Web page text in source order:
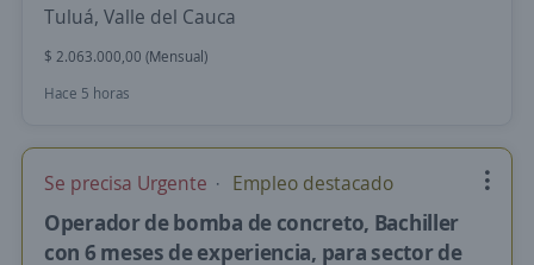
Tuluá, Valle del Cauca
$ 2.063.000,00 (Mensual)
Hace 5 horas
Se precisa Urgente Empleo destacado
Operador de bomba de concreto, Bachiller
con 6 meses de experiencia, para sector de